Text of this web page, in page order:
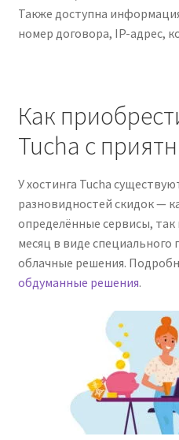
Также доступна
номер договора, IP-адрес,
Как
Tucha с
У хостинга Tucha
разновидностей скидок —
определённые сервисы,
месяц в виде
облачные решения.
обдуманные решения.